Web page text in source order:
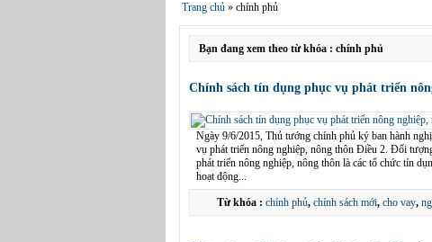
Trang chủ » chính phủ
Bạn đang xem theo từ khóa : chính phủ
Chính sách tín dụng phục vụ phát triển
Ngày 9/6/2015, Thủ tướng chính phủ ký ban hành
vụ phát triển nông nghiệp, nông thôn Điều 2. Đối
phát triển nông nghiệp, nông thôn là các tổ chức tín
hoạt động...
Từ khóa : chính phủ, chính sách mới, cho vay,